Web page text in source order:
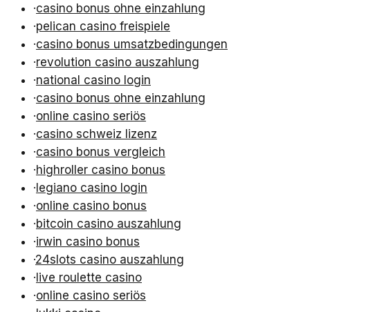
·casino bonus ohne einzahlung
·pelican casino freispiele
·casino bonus umsatzbedingungen
·revolution casino auszahlung
·national casino login
·casino bonus ohne einzahlung
·online casino seriös
·casino schweiz lizenz
·casino bonus vergleich
·highroller casino bonus
·legiano casino login
·online casino bonus
·bitcoin casino auszahlung
·irwin casino bonus
·24slots casino auszahlung
·live roulette casino
·online casino seriös